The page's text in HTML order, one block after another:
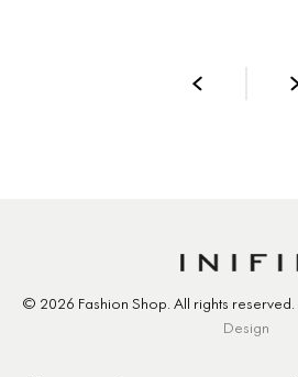
© 2026 Fashion Shop. All rights reserved.
Design